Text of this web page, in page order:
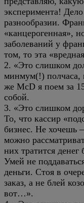
эксперимента!
разнообразии.
«канцерогенная»,
заболеваний у
том, то эта
2. «Это слишком
минмум(!) полчаса,
же McD я поем за
собой.
3. «Это слишком
То, что кассир
бизнес. Не хочешь
можно
них тратится
Умей не
деньги. Стоя в
заказ, а не блей
вот…».